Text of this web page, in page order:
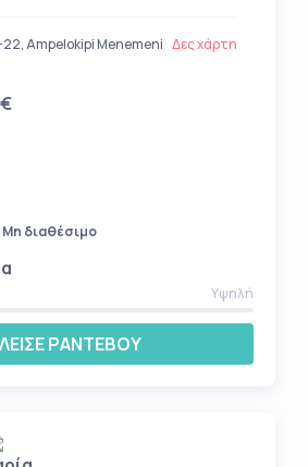
Ampelokipi Menemeni Δες χάρτη
ΡΑΝΤΕΒΟΥ
Υψηλή
Μη διαθέσιμο